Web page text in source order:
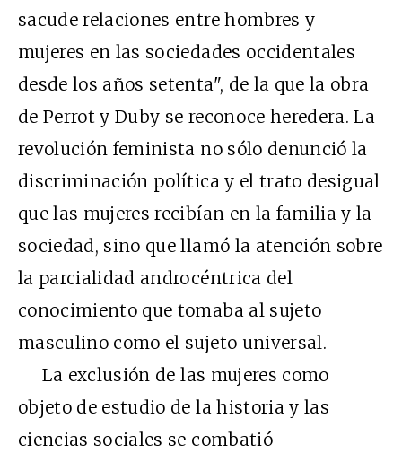
sacude relaciones entre hombres y
mujeres en las sociedades occidentales
desde los años setenta", de la que la obra
de Perrot y Duby se reconoce heredera. La
revolución feminista no sólo denunció la
discriminación política y el trato desigual
que las mujeres recibían en la familia y la
sociedad, sino que llamó la atención sobre
la parcialidad androcéntrica del
conocimiento que tomaba al sujeto
masculino como el sujeto universal.
La exclusión de las mujeres como
objeto de estudio de la historia y las
ciencias sociales se combatió